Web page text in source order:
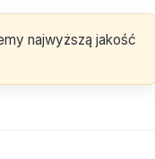
najwyższą jakość